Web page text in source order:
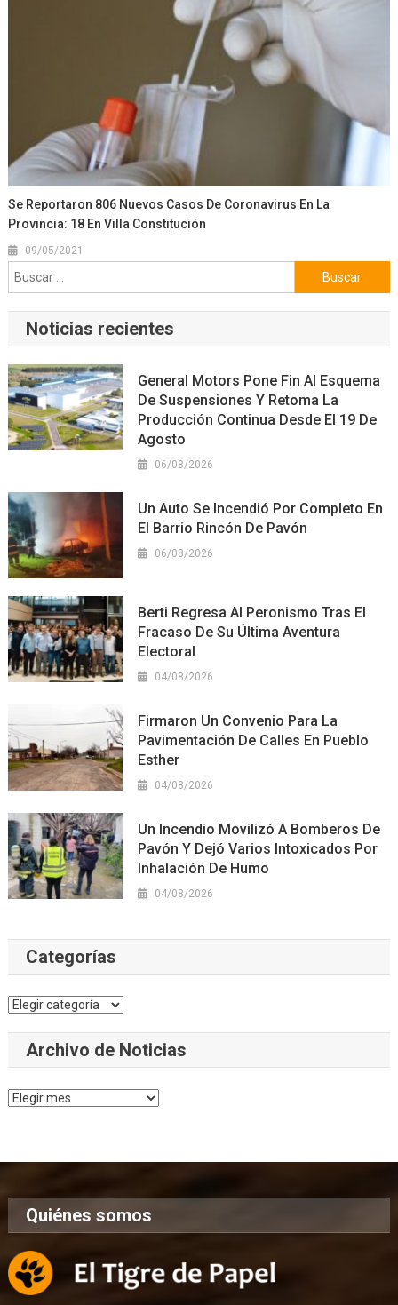
Se Reportaron 806 Nuevos Casos De Coronavirus En La
Provincia: 18 En Villa Constitución
09/05/2021
Buscar:
Noticias recientes
General Motors Pone Fin Al Esquema
De Suspensiones Y Retoma La
Producción Continua Desde El 19 De
Agosto
06/08/2026
Un Auto Se Incendió Por Completo En
El Barrio Rincón De Pavón
06/08/2026
Berti Regresa Al Peronismo Tras El
Fracaso De Su Última Aventura
Electoral
04/08/2026
Firmaron Un Convenio Para La
Pavimentación De Calles En Pueblo
Esther
04/08/2026
Un Incendio Movilizó A Bomberos De
Pavón Y Dejó Varios Intoxicados Por
Inhalación De Humo
04/08/2026
Categorías
Categorías
Archivo de Noticias
Archivo
Quiénes somos